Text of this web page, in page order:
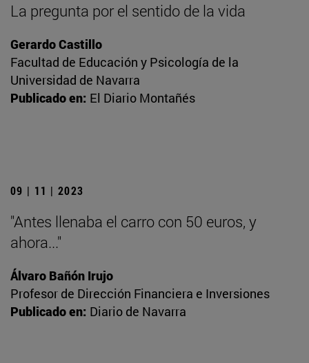
La pregunta por el sentido de la vida
Gerardo Castillo
Facultad de Educación y Psicología de la
Universidad de Navarra
Publicado en: El Diario Montañés
09 | 11 | 2023
"Antes llenaba el carro con 50 euros, y
ahora..."
Álvaro Bañón Irujo
Profesor de Dirección Financiera e Inversiones
Publicado en: Diario de Navarra